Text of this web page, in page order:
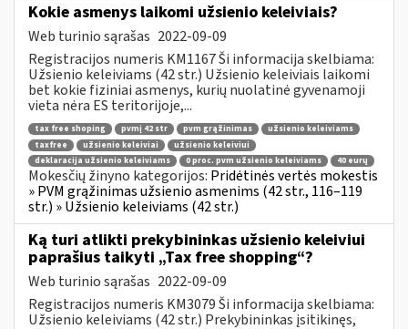
Kokie asmenys laikomi užsienio keleiviais?
Web turinio sąrašas 2022-09-09
Registracijos numeris KM1167 Ši informacija skelbiama:
Užsienio keleiviams (42 str.) Užsienio keleiviais laikomi
bet kokie fiziniai asmenys, kurių nuolatinė gyvenamoji
vieta nėra ES teritorijoje,...
tax free shoping pvmį 42 str pvm grąžinimas
užsienio keleiviams
taxfree
užsienio keleiviai
užsienio keleiviui
deklaracija užsienio keleiviams
0 proc. pvm užsienio keleiviams 40 eurų
Mokesčių žinyno kategorijos: Pridėtinės vertės mokestis
» PVM grąžinimas užsienio asmenims (42 str., 116–119
str.) » Užsienio keleiviams (42 str.)
Ką turi atlikti prekybininkas užsienio keleiviui
paprašius taikyti „Tax free shopping“?
Web turinio sąrašas 2022-09-09
Registracijos numeris KM3079 Ši informacija skelbiama:
Užsienio keleiviams (42 str.) Prekybininkas įsitikinęs,